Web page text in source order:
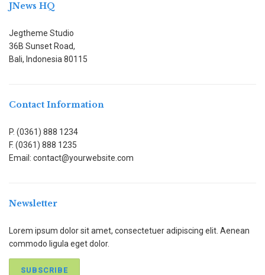
JNews HQ
Jegtheme Studio
36B Sunset Road,
Bali, Indonesia 80115
Contact Information
P. (0361) 888 1234
F. (0361) 888 1235
Email: contact@yourwebsite.com
Newsletter
Lorem ipsum dolor sit amet, consectetuer adipiscing elit. Aenean
commodo ligula eget dolor.
SUBSCRIBE